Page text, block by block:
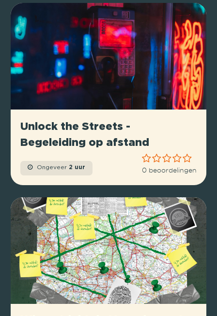
Unlock the Streets -
Begeleiding op afstand
Ongeveer 2 uur 0 beoordelingen